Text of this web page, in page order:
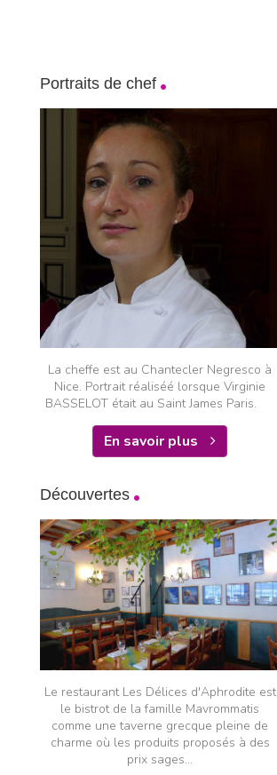
Portraits de chef
La cheffe est au Chantecler Negresco à
Nice. Portrait réaliséé lorsque Virginie
BASSELOT était au Saint James Paris.
En savoir plus
Découvertes
Le restaurant Les Délices d'Aphrodite est
le bistrot de la famille Mavrommatis
comme une taverne grecque pleine de
charme où les produits proposés à des
prix sages...